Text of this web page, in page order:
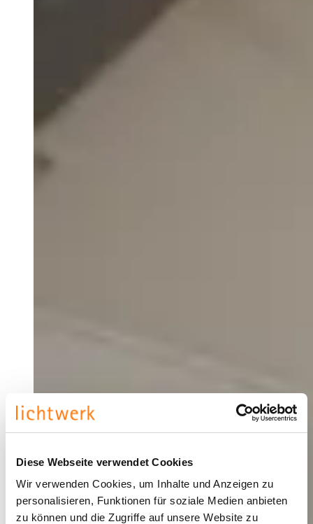
Diese Webseite verwendet Cookies
Wir verwenden Cookies, um Inhalte und Anzeigen zu
personalisieren, Funktionen für soziale Medien anbieten
zu können und die Zugriffe auf unsere Website zu